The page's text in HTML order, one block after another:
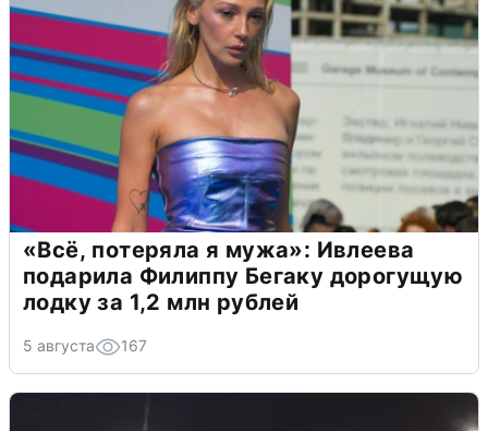
«Всё, потеряла я мужа»: Ивлеева
подарила Филиппу Бегаку дорогущую
лодку за 1,2 млн рублей
5 августа 167